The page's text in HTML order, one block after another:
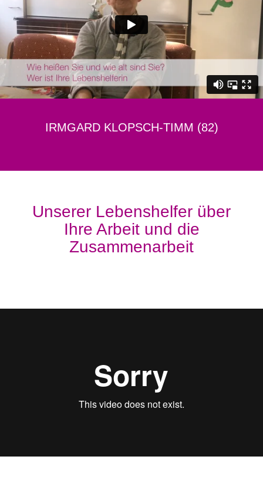
IRMGARD KLOPSCH-TIMM (82)
Unserer Lebenshelfer über
Ihre Arbeit und die
Zusammenarbeit